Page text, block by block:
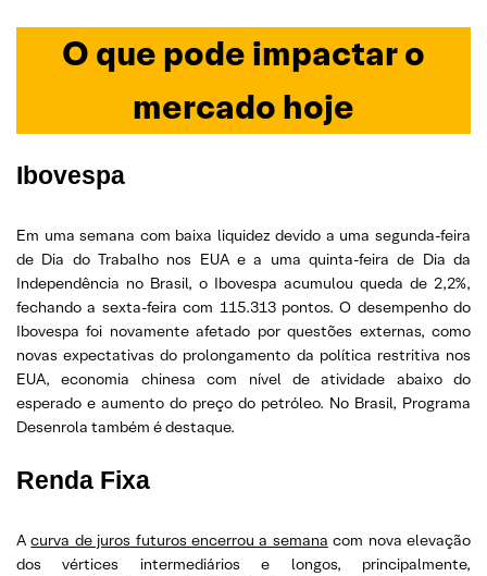
O que pode impactar o
mercado hoje
Ibovespa
Em uma semana com baixa liquidez devido a uma segunda-feira
de Dia do Trabalho nos EUA e a uma quinta-feira de Dia da
Independência no Brasil, o Ibovespa acumulou queda de 2,2%,
fechando a sexta-feira com 115.313 pontos. O desempenho do
Ibovespa foi novamente afetado por questões externas, como
novas expectativas do prolongamento da política restritiva nos
EUA, economia chinesa com nível de atividade abaixo do
esperado e aumento do preço do petróleo. No Brasil, Programa
Desenrola também é destaque.
Renda Fixa
Acurva de juros futuros encerrou a semana com nova elevação
dos vértices intermediários e longos, principalmente,